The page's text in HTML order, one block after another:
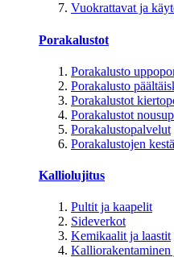
Vuokrattavat ja
Porakalustot
Porakalusto
Porakalusto
Porakalustot
Porakalustot
Porakalustopalvelut
Porakalustojen
Kalliolujitus
Pultit ja kaapelit
Sideverkot
Kemikaalit ja laastit